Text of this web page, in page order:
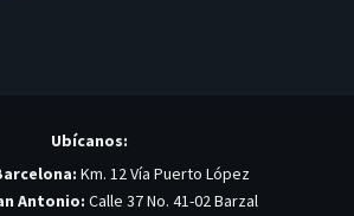
Ubícanos:
Km. 12 Vía Puerto López
Antonio: Calle 37 No. 41-02 Barzal